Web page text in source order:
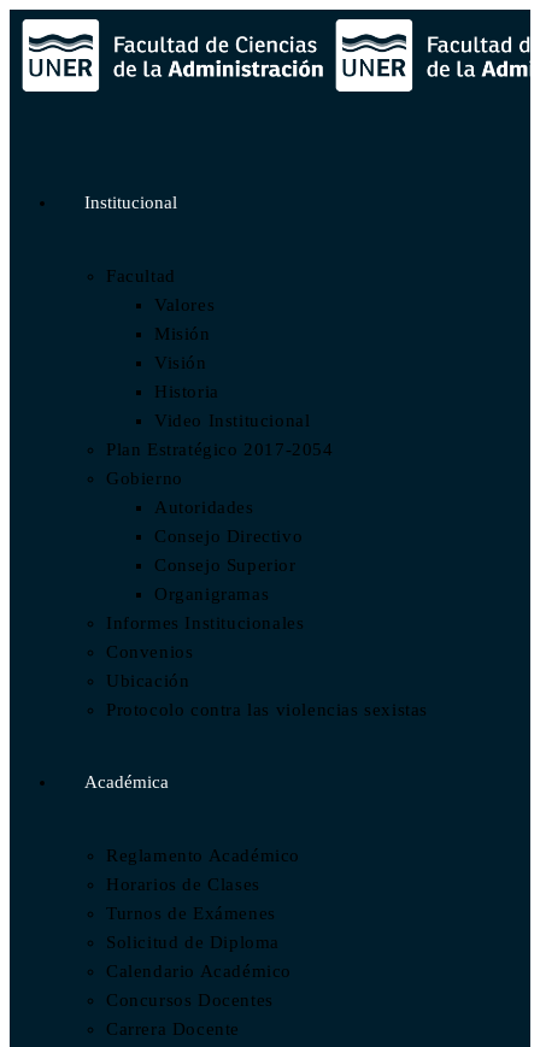
Institucional
Facultad
Valores
Misión
Visión
Historia
Video Institucional
Plan Estratégico 2017-2054
Gobierno
Autoridades
Consejo Directivo
Consejo Superior
Organigramas
Informes Institucionales
Convenios
Ubicación
Protocolo contra las violencias sexistas
Académica
Reglamento Académico
Horarios de Clases
Turnos de Exámenes
Solicitud de Diploma
Calendario Académico
Concursos Docentes
Carrera Docente